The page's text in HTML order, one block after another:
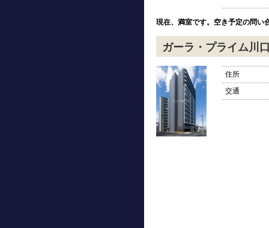
現在、満室です。空き予定の問い
ガーラ・プライム川
住所
交通